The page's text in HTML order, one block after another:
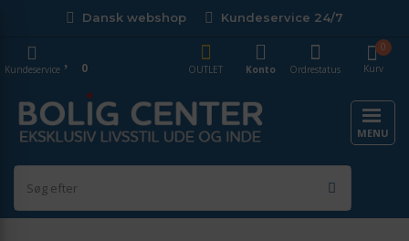
Dansk webshop Kundeservice 24/7
Kurv
0
OUTLET
Konto Ordrestatus
Kundeservice 0
MENU